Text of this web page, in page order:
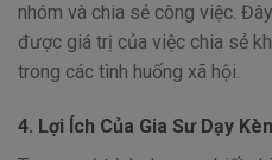
nhóm và chia sẻ công việc.
được giá trị của việc chia sẻ
trong các tình huống xã hội.
4. Lợi Ích Của Gia Sư Dạy